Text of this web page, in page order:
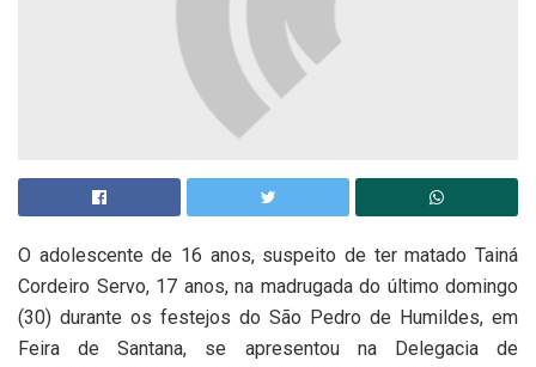
O adolescente de 16 anos, suspeito de ter matado Tainá
Cordeiro Servo, 17 anos, na madrugada do último domingo
(30) durante os festejos do São Pedro de Humildes, em
Feira de Santana, se apresentou na Delegacia de